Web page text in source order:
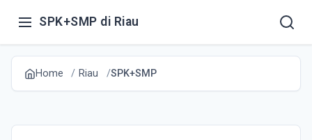
SPK+SMP di Riau
Home Riau SPK+SMP